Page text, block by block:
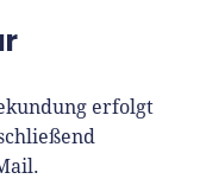
erfolgt